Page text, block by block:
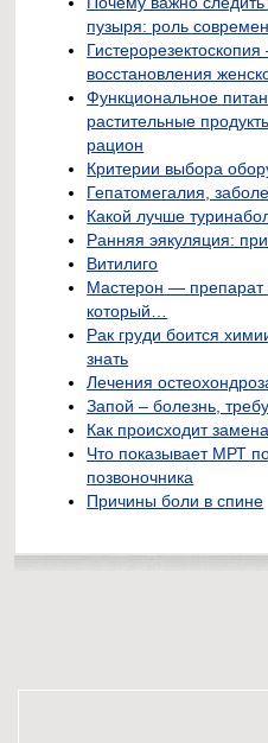
пузыря: роль
восстановления
Функциональное
растительные
рацион
Критерии выбора
Гепатомегалия,
Какой лучше
Ранняя эякуляция:
Витилиго
Мастерон — препарат
который…
Рак груди боится
знать
Лечения
Запой – болезнь,
Как происходит
Что показывает МРТ
позвоночника
Причины боли в спине